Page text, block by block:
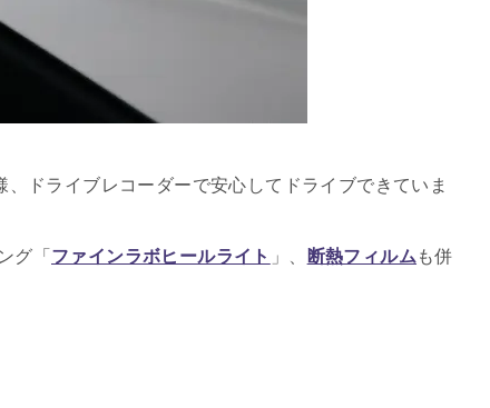
ドライブレコーダーで安心してドライブできていま
グ「 ファインラボヒールライト 」、 断熱フィルム も併